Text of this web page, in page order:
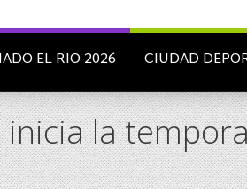
EL RIO 2026 CIUDAD
inicia la